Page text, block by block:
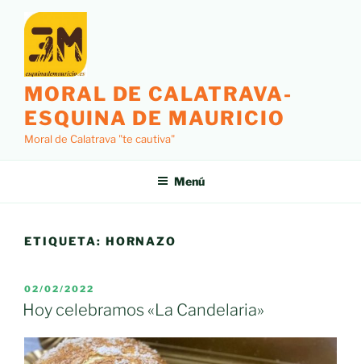
contenido
MORAL DE CALATRAVA-
ESQUINA DE MAURICIO
Moral de Calatrava "te cautiva"
Menú
ETIQUETA: HORNAZO
PUBLICADO
EL
02/02/2022
Hoy celebramos «La Candelaria»